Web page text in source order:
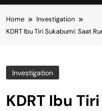
Home
Investigation
KDRT Ibu Tiri Sukabumi: Saat
Investigation
KDRT Ibu